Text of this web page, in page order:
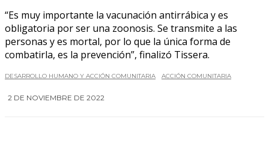
“Es muy importante la vacunación antirrábica y es
obligatoria por ser una zoonosis. Se transmite a las
personas y es mortal, por lo que la única forma de
combatirla, es la prevención”, finalizó Tissera.
DESARROLLO HUMANO Y ACCIÓN COMUNITARIA ACCIÓN COMUNITARIA
2 DE NOVIEMBRE DE 2022